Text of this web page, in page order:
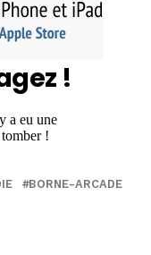
!
BORNE-ARCADE